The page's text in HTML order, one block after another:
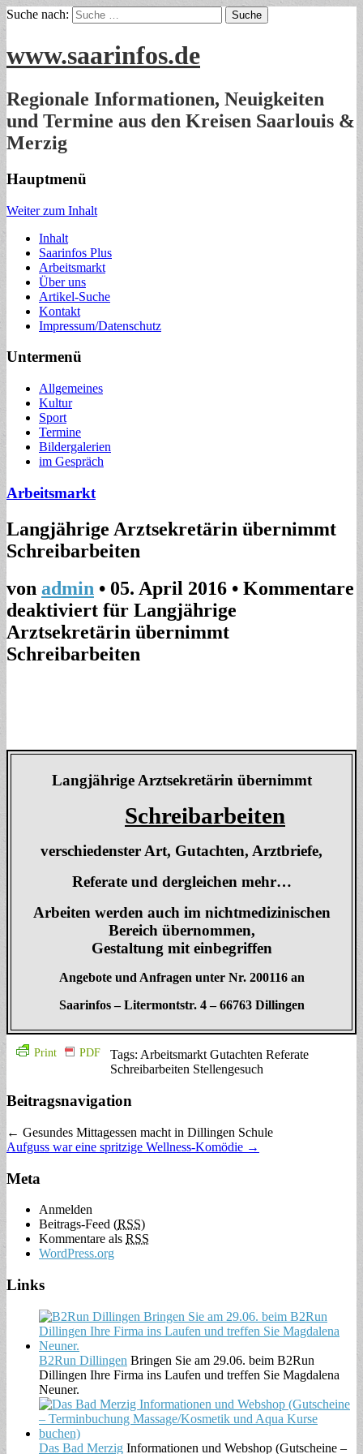
Suche nach:
www.saarinfos.de
Regionale Informationen, Neuigkeiten
und Termine aus den Kreisen Saarlouis &
Merzig
Hauptmenü
Weiter zum Inhalt
Inhalt
Saarinfos Plus
Arbeitsmarkt
Über uns
Artikel-Suche
Kontakt
Impressum/Datenschutz
Untermenü
Allgemeines
Kultur
Sport
Termine
Bildergalerien
im Gespräch
Arbeitsmarkt
Langjährige Arztsekretärin übernimmt
Schreibarbeiten
von admin • 05. April 2016 • Kommentare
deaktiviert für Langjährige
Arztsekretärin übernimmt
Schreibarbeiten
Langjährige Arztsekretärin übernimmt
Schreibarbeiten
verschiedenster Art, Gutachten, Arztbriefe,
Referate und dergleichen mehr…
Arbeiten werden auch im nichtmedizinischen
Bereich übernommen,
Gestaltung mit einbegriffen
Angebote und Anfragen unter Nr. 200116 an
Saarinfos – Litermontstr. 4 – 66763 Dillingen
Print PDF
Tags: Arbeitsmarkt Gutachten Referate
Schreibarbeiten Stellengesuch
Beitragsnavigation
← Gesundes Mittagessen macht in Dillingen Schule
Aufguss war eine spritzige Wellness-Komödie →
Meta
Anmelden
Beitrags-Feed (RSS)
Kommentare als RSS
WordPress.org
Links
B2Run Dillingen Bringen Sie am 29.06. beim B2Run
Dillingen Ihre Firma ins Laufen und treffen Sie Magdalena
Neuner.
Das Bad Merzig Informationen und Webshop (Gutscheine –